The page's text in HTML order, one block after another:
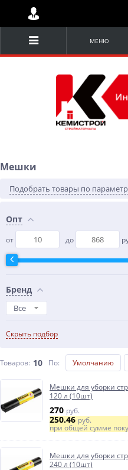
МЕНЮ
Мешки
Подобрать товары по
Опт
от до
Бренд
Все
Скрыть подбор
Товаров: 10 По: Умолчанию
Мешки для уборки
120 л (10шт)
270 руб.
250.46руб.
при общей сумме
Мешки для уборки
240 л (10шт)